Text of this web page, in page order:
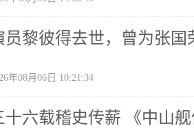
员黎彼得去世，曾为张
年08月06日 10:21:34
十六载稽史传薪 《中山